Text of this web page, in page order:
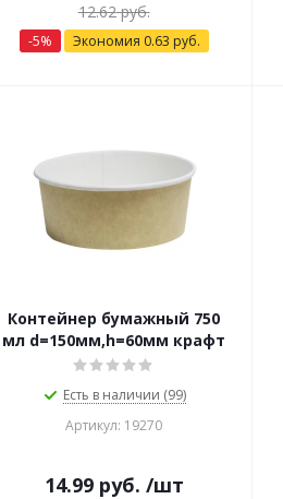
12.62руб.
-5% Экономия 0.63 руб.
Контейнер бумажный 750
мл d=150мм,h=60мм крафт
Есть в наличии (99)
Артикул: 19270
14.99руб. /шт